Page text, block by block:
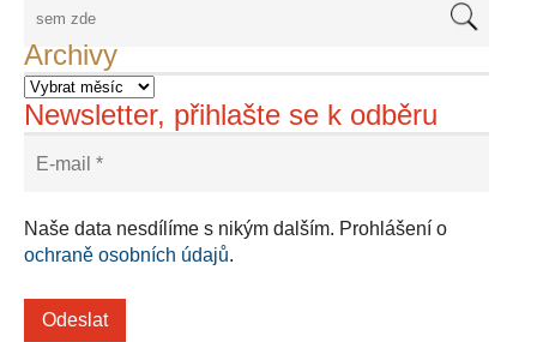
Archivy
Newsletter, přihlašte se k odběru
Naše data nesdílíme s nikým dalším. Prohlášení o
ochraně osobních údajů.